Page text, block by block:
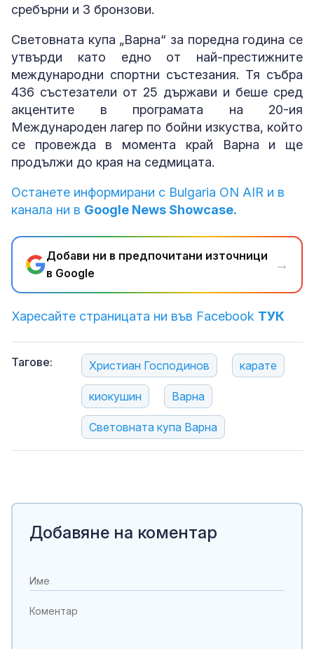
сребърни и 3 бронзови.
Световната купа „Варна“ за поредна година се
утвърди като едно от най-престижните
международни спортни състезания. Тя събра
436 състезатели от 25 държави и беше сред
акцентите в програмата на 20-ия
Международен лагер по бойни изкуства, който
се провежда в момента край Варна и ще
продължи до края на седмицата.
Останете информирани с Bulgaria ON AIR и в
канала ни в Google News Showcase.
Добави ни в предпочитани източници
в Google
→
Харесайте страницата ни във Facebook ТУК
Тагове: Христиaн Господинов карате
киокушин Варна
Световната купа Варна
Добавяне на коментар